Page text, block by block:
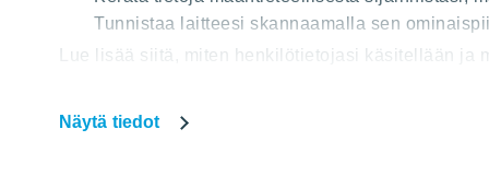
Tunnistaa laitteesi skannaamalla sen
Lue lisää siitä, miten henkilötietojasi käsitellään ja
Käytämme verkkosivuillamme evästeitä, jotta
Näytä tiedot
Media